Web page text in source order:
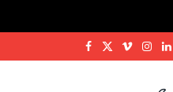
Facebook
X
Vimeo